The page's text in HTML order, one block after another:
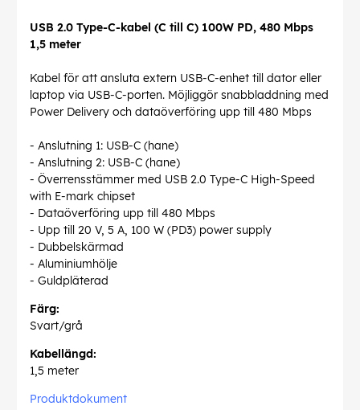
USB 2.0 Type-C-kabel (C till C) 100W PD, 480 Mbps
1,5 meter
Kabel för att ansluta extern USB-C-enhet till dator eller
laptop via USB-C-porten. Möjliggör snabbladdning med
Power Delivery och dataöverföring upp till 480 Mbps
- Anslutning 1: USB-C (hane)
- Anslutning 2: USB-C (hane)
- Överrensstämmer med USB 2.0 Type-C High-Speed
with E-mark chipset
- Dataöverföring upp till 480 Mbps
- Upp till 20 V, 5 A, 100 W (PD3) power supply
- Dubbelskärmad
- Aluminiumhölje
- Guldpläterad
Färg:
Svart/grå
Kabellängd:
1,5 meter
Produktdokument